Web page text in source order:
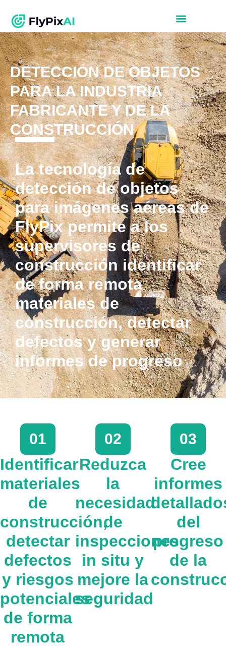
DETECCIÓN DE OBJETOS
PARA LA INDUSTRIA
FABRICANTE Y DE LA
CONSTRUCCIÓN
La tecnología de
detección de objetos
para imágenes aéreas de
FlyPix permite a los
supervisores de
construcción identificar
de forma remota
materiales de
construcción, detectar
defectos y generar
informes de progreso
01
Identificar
materiales
de
construcción,
detectar
defectos
y riesgos
potenciales
de forma
remota
02
Reduzca
la
necesidad
de
inspecciones
in situ y
mejore la
seguridad
03
Cree
informes
del
progreso
de la